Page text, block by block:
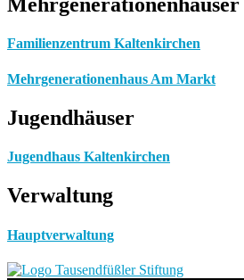
Familienzentrum Kaltenkirchen
Mehrgenerationenhaus Am Markt
Jugendhäuser
Jugendhaus Kaltenkirchen
Verwaltung
Hauptverwaltung